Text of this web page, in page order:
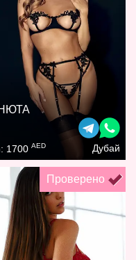
1700 AED Дубай
Проверено